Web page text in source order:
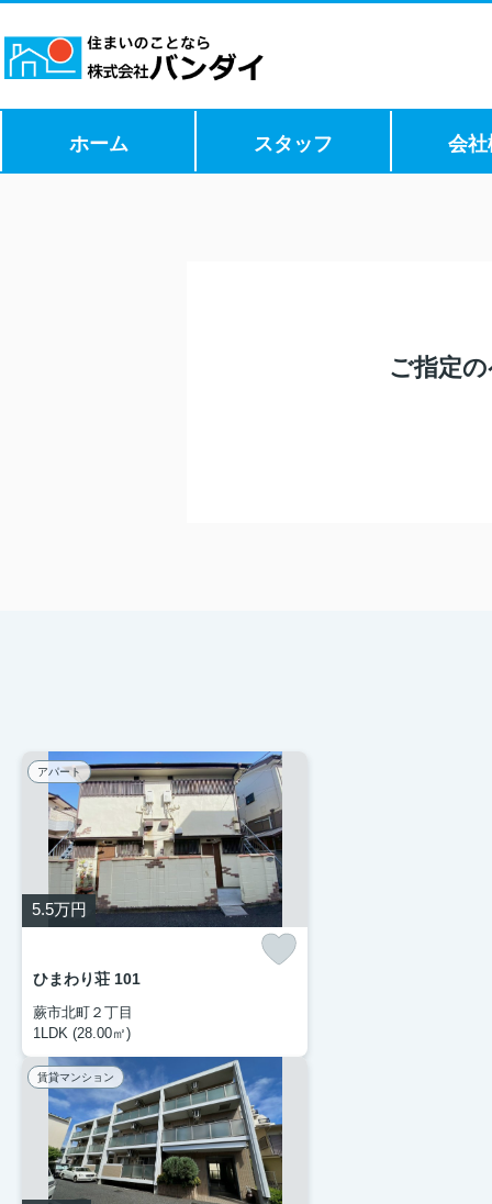
ホーム スタッフ 会
ご指定
アパート
5.5万円
ひまわり荘 101
蕨市北町２丁目
1LDK (28.00㎡)
賃貸マンション